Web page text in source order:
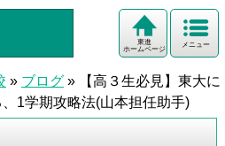
メニュー
東進
ホームページ
» ブログ »
【高３生必見】東大に
1学期攻略法(山本担任助手)